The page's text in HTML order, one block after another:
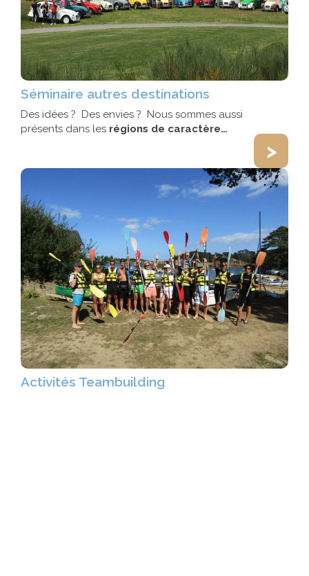
Séminaire autres destinations
Des idées ? Des envies ? Nous sommes aussi
présents dans les régions de caractère…
>
Activités Teambuilding